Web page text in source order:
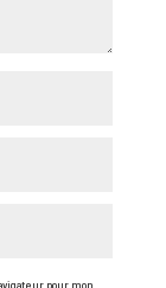
pour mon